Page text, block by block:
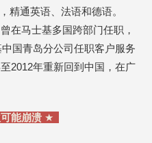
精通英语、法语和德语。
在马士基多国跨部门任职，
国青岛分公司任职客户服务
2012年重新回到中国，在广
能崩溃 ★